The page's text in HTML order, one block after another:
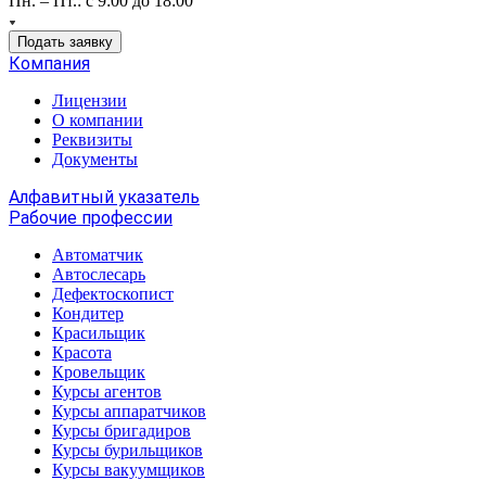
Подать заявку
Компания
Лицензии
О компании
Реквизиты
Документы
Алфавитный указатель
Рабочие профессии
Автоматчик
Автослесарь
Дефектоскопист
Кондитер
Красильщик
Красота
Кровельщик
Курсы агентов
Курсы аппаратчиков
Курсы бригадиров
Курсы бурильщиков
Курсы вакуумщиков